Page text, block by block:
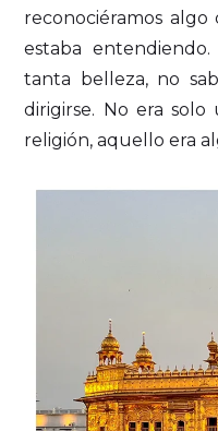
reconociéramos
estaba
tanta belleza, no
dirigirse. No era
religión, aquello era